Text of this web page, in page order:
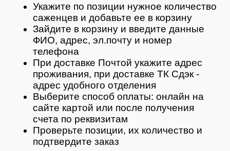
Укажите по позиции нужное количество
саженцев и добавьте ее в корзину
Зайдите в корзину и введите данные
ФИО, адрес, эл.почту и номер
телефона
При доставке Почтой укажите адрес
проживания, при доставке ТК Сдэк -
адрес удобного отделения
Выберите способ оплаты: онлайн на
сайте картой или после получения
счета по реквизитам
Проверьте позиции, их количество и
подтвердите заказ